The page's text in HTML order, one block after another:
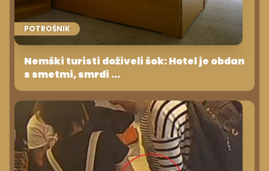
POTROŠNIK
Nemški turisti doživeli šok: Hotel je obdan
s smetmi, smrdi ...